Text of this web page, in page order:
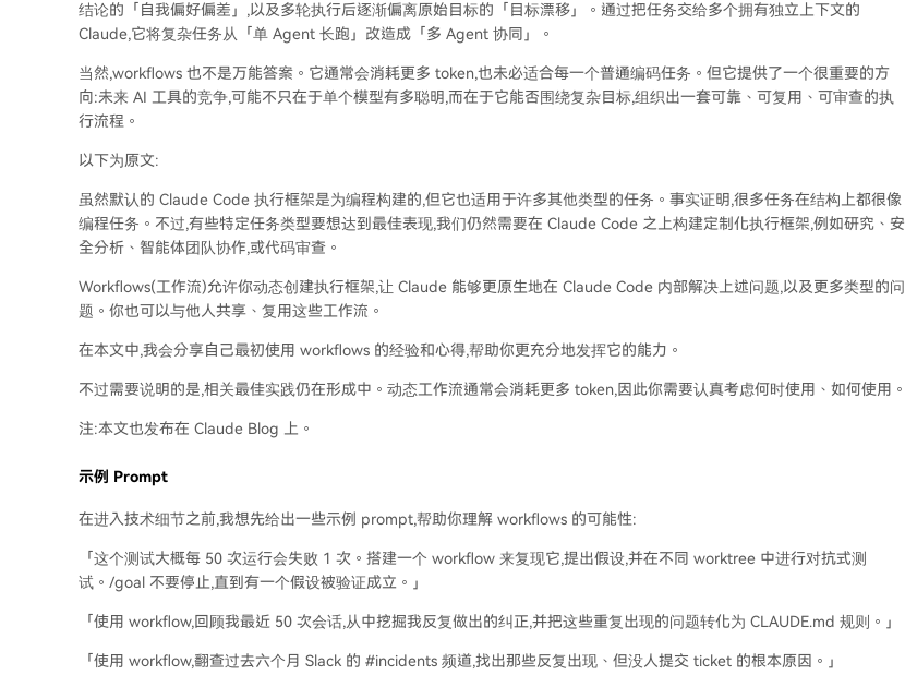
结论的「自我偏好偏差」,以及多轮执行后逐渐偏离原始目标的「目标漂移」。通过把任务交给多个拥有独立上下文的
Claude,它将复杂任务从「单 Agent 长跑」改造成「多 Agent 协同」。
当然,workflows 也不是万能答案。它通常会消耗更多 token,也未必适合每一个普通编码任务。但它提供了一个很重要的方
向:未来 AI 工具的竞争,可能不只在于单个模型有多聪明,而在于它能否围绕复杂目标,组织出一套可靠、可复用、可审查的执
行流程。
以下为原文:
虽然默认的 Claude Code 执行框架是为编程构建的,但它也适用于许多其他类型的任务。事实证明,很多任务在结构上都很像
编程任务。不过,有些特定任务类型要想达到最佳表现,我们仍然需要在 Claude Code 之上构建定制化执行框架,例如研究、安
全分析、智能体团队协作,或代码审查。
Workflows(工作流)允许你动态创建执行框架,让 Claude 能够更原生地在 Claude Code 内部解决上述问题,以及更多类型的问
题。你也可以与他人共享、复用这些工作流。
在本文中,我会分享自己最初使用 workflows 的经验和心得,帮助你更充分地发挥它的能力。
不过需要说明的是,相关最佳实践仍在形成中。动态工作流通常会消耗更多 token,因此你需要认真考虑何时使用、如何使用。
注:本文也发布在 Claude Blog 上。
示例 Prompt
在进入技术细节之前,我想先给出一些示例 prompt,帮助你理解 workflows 的可能性:
「这个测试大概每 50 次运行会失败 1 次。搭建一个 workflow 来复现它,提出假设,并在不同 worktree 中进行对抗式测
试。/goal 不要停止,直到有一个假设被验证成立。」
「使用 workflow,回顾我最近 50 次会话,从中挖掘我反复做出的纠正,并把这些重复出现的问题转化为 CLAUDE.md 规则。」
「使用 workflow,翻查过去六个月 Slack 的 #incidents 频道,找出那些反复出现、但没人提交 ticket 的根本原因。」